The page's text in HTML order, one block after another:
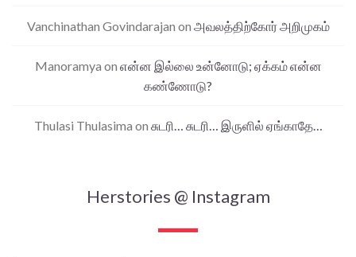
Vanchinathan Govindarajan on அவலத்திற்கோர் அறிமுகம்
Manoramya on என்ன இல்லை உன்னோடு; ஏக்கம் என்ன
கண்ணோடு?
Thulasi Thulasima on சுடரி… சுடரி… இருளில் ஏங்காதே…
Herstories @ Instagram